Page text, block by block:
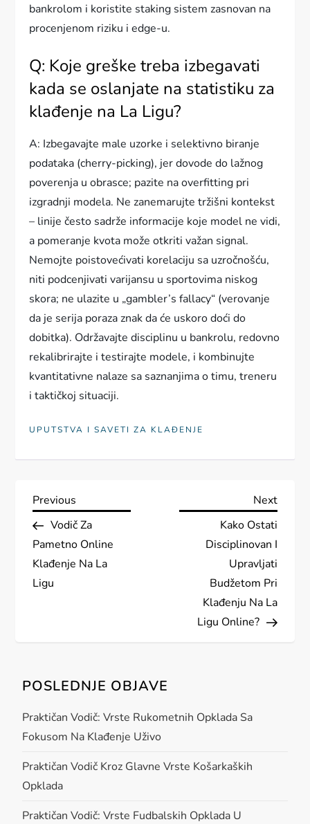
bankrolom i koristite staking sistem zasnovan na
procenjenom riziku i edge-u.
Q: Koje greške treba izbegavati
kada se oslanjate na statistiku za
klađenje na La Ligu?
A: Izbegavajte male uzorke i selektivno biranje
podataka (cherry-picking), jer dovode do lažnog
poverenja u obrasce; pazite na overfitting pri
izgradnji modela. Ne zanemarujte tržišni kontekst
– linije često sadrže informacije koje model ne vidi,
a pomeranje kvota može otkriti važan signal.
Nemojte poistovećivati korelaciju sa uzročnošću,
niti podcenjivati varijansu u sportovima niskog
skora; ne ulazite u „gambler’s fallacy“ (verovanje
da je serija poraza znak da će uskoro doći do
dobitka). Održavajte disciplinu u bankrolu, redovno
rekalibrirajte i testirajte modele, i kombinujte
kvantitativne nalaze sa saznanjima o timu, treneru
i taktičkoj situaciji.
UPUTSTVA I SAVETI ZA KLAĐENJE
P
o
s
v
i
g
a
Previous
Post
Previous
Vodič Za
Pametno Online
Klađenje Na La
Ligu
Next
Post
Next
Kako Ostati
Disciplinovan I
Upravljati
Budžetom Pri
Klađenju Na La
Ligu Online?
POSLEDNJE OBJAVE
Praktičan Vodič: Vrste Rukometnih Opklada Sa
Fokusom Na Klađenje Uživo
Praktičan Vodič Kroz Glavne Vrste Košarkaških
Opklada
Praktičan Vodič: Vrste Fudbalskih Opklada U